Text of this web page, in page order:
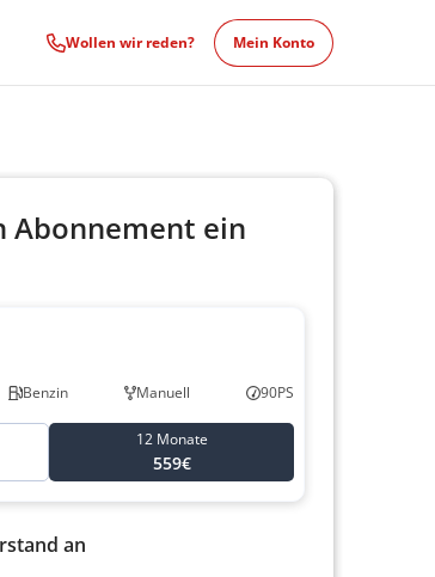
Wollen wir reden? Mein Konto
Abonnement ein
Benzin Manuell 90PS
12 Monate
559€
an